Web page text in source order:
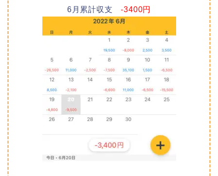
6月累計収支-3400円